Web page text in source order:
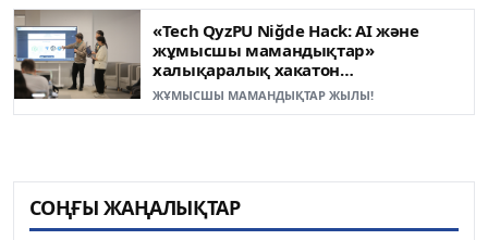
«Tech QyzPU Niğde Hack: AI және
жұмысшы мамандықтар»
халықаралық хакатон
жеңімпаздары анықталды
ЖҰМЫСШЫ МАМАНДЫҚТАР ЖЫЛЫ!
СОҢҒЫ ЖАҢАЛЫҚТАР